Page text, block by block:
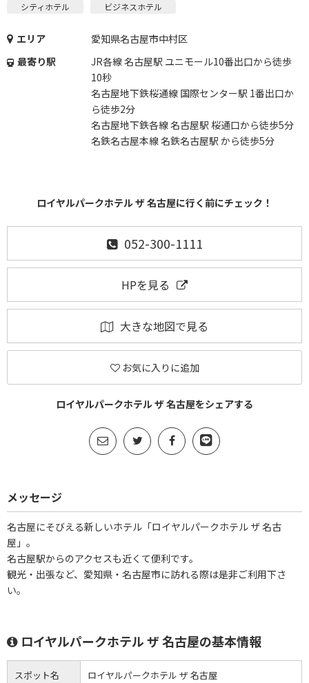
シティホテル ビジネスホテル
エリア
愛知県名古屋市中村区
最寄り駅
JR各線 名古屋駅 ユニモール10番出口から徒歩
10秒
名古屋地下鉄桜通線 国際センター駅 1番出口か
ら徒歩2分
名古屋地下鉄各線 名古屋駅 桜通口から徒歩5分
名鉄名古屋本線 名鉄名古屋駅 から徒歩5分
ロイヤルパークホテル ザ 名古屋に行く前にチェック！
052-300-1111
HPを見る
大きな地図で見る
お気に入りに追加
ロイヤルパークホテル ザ 名古屋をシェアする
メッセージ
名古屋にそびえる新しいホテル「ロイヤルパークホテル ザ 名古
屋」。
名古屋駅からのアクセスも近くて便利です。
観光・出張など、愛知県・名古屋市に訪れる際は是非ご利用下さ
い。
ロイヤルパークホテル ザ 名古屋の基本情報
スポット名 ロイヤルパークホテル ザ 名古屋